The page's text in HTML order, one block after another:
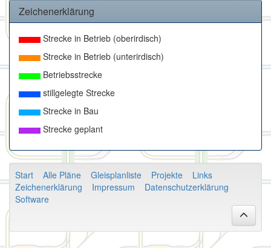
Zeichenerklärung
Strecke in Betrieb (oberirdisch)
Strecke in Betrieb (unterirdisch)
Betriebsstrecke
stillgelegte Strecke
Strecke in Bau
Strecke geplant
Start Alle Pläne Gleisplanliste Projekte
Links
Zeichenerklärung
Impressum
Datenschutzerklärung
Software